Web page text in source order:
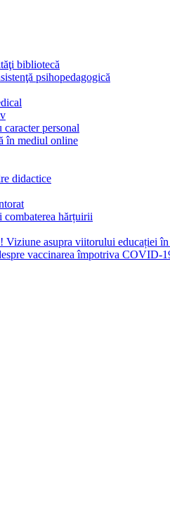
bibliotecă
psihopedagogică
caracter personal
în mediul online
didactice
combaterea hărțuirii
Viziune asupra viitorului educației
vaccinarea împotriva COVID-